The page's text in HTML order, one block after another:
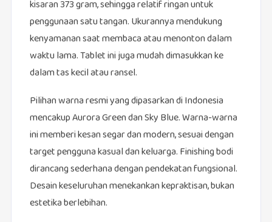
kisaran 373 gram, sehingga relatif ringan untuk
penggunaan satu tangan. Ukurannya mendukung
kenyamanan saat membaca atau menonton dalam
waktu lama. Tablet ini juga mudah dimasukkan ke
dalam tas kecil atau ransel.
Pilihan warna resmi yang dipasarkan di Indonesia
mencakup Aurora Green dan Sky Blue. Warna-warna
ini memberi kesan segar dan modern, sesuai dengan
target pengguna kasual dan keluarga. Finishing bodi
dirancang sederhana dengan pendekatan fungsional.
Desain keseluruhan menekankan kepraktisan, bukan
estetika berlebihan.